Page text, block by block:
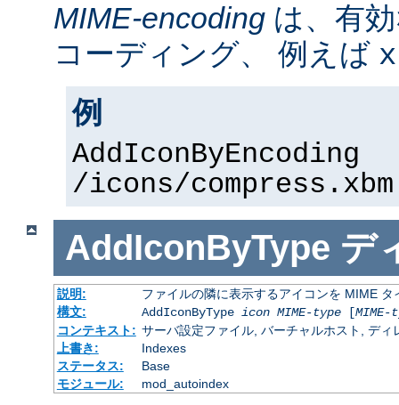
MIME-encoding は、有
コーディング、 例えば
例
AddIconByEncoding
/icons/
AddIconByType デ
説明:
ファイルの隣に表示するアイコンを MIME タ
構文:
AddIconByType icon MIME-type[MIME-
コンテキスト: サーバ設定ファイル, バーチャルホスト, ディ
上書き:
Indexes
ステータス:
Base
モジュール:
mod_autoindex